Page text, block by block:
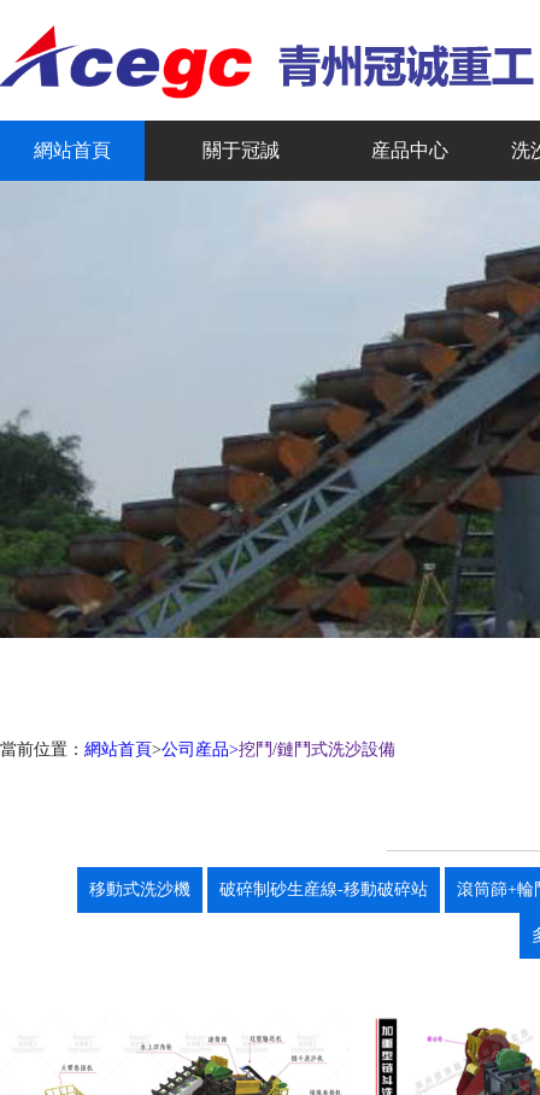
網站首頁 關于冠誠 産品中心 洗
當前位置： 網站首頁>公司産品>挖鬥/鏈鬥式洗沙設備
移動式洗沙機 破碎制砂生産線-移動破碎站 滾筒篩+輪